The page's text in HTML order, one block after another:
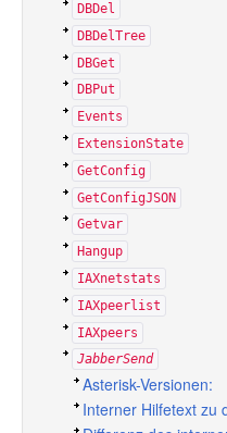
DBDel
DBDelTree
DBGet
DBPut
Events
ExtensionState
GetConfig
GetConfigJSON
Getvar
Hangup
IAXnetstats
IAXpeerlist
IAXpeers
JabberSend
Asterisk-Versionen:
Interner Hilfetext zu